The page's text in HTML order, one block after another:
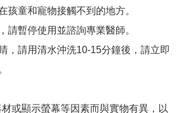
孩童和寵物接觸不到的地方。
請暫停使用並諮詢專業醫師。
，請用清水沖洗10-15分鐘後，請立即
或顯示螢幕等因素而與實物有異，以